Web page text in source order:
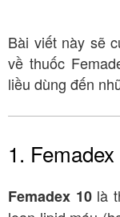
Bài viết này sẽ
về thuốc
liều dùng đến
1.
Femadex 10là